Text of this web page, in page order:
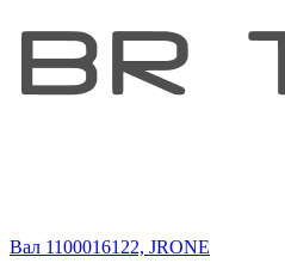
Вал 1100016122, JRONE